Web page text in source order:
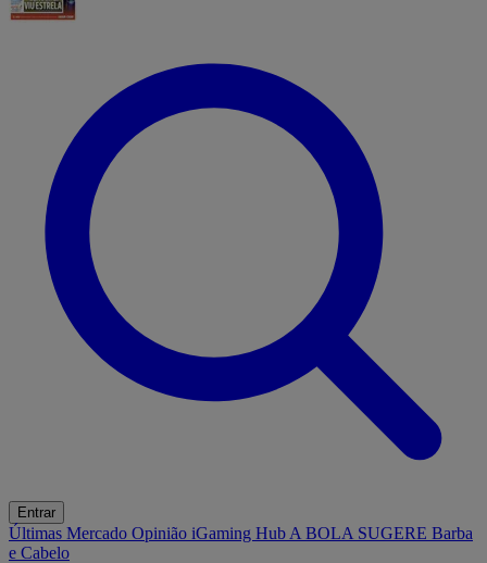
Entrar
Últimas Mercado Opinião iGaming Hub A BOLA SUGERE Barba
e Cabelo